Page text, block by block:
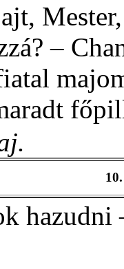
–
hazudni